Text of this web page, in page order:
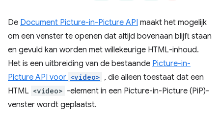
De Document Picture-in-Picture API maakt het mogelijk
om een ​​venster te openen dat altijd bovenaan blijft staan
​​en gevuld kan worden met willekeurige HTML-inhoud.
Het is een uitbreiding van de bestaande Picture-in-
Picture API voor <video> , die alleen toestaat dat een
HTML <video> -element in een Picture-in-Picture (PiP)-
venster wordt geplaatst.